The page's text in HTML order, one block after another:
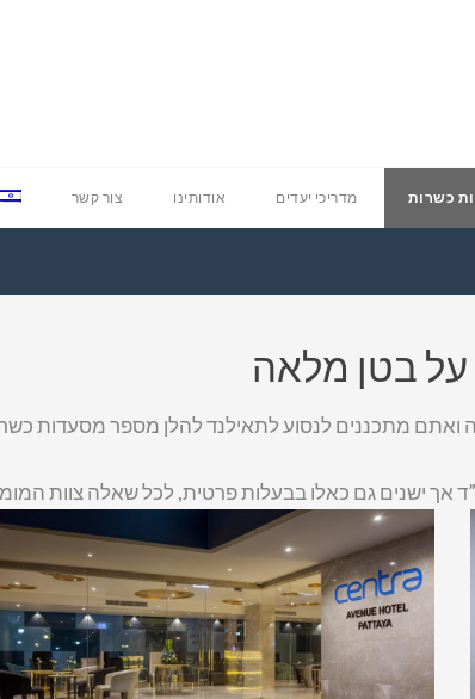
כשרות מדריכי יעדים אודותינו צור קשר
על בטן מלאה
מתכננים לנסוע לתאילנד להלן מספר מסעדות
אך ישנים גם כאלו בבעלות פרטית, לכל שאלה צוות